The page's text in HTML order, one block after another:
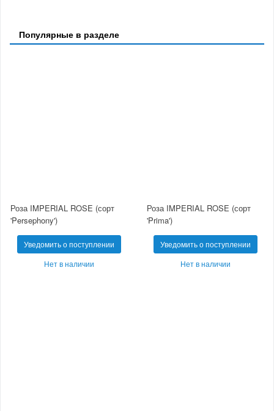
Популярные в разделе
Роза IMPERIAL ROSE (сорт
'Persephony')
Уведомить о поступлении
Нет в наличии
Роза IMPERIAL ROSE (сорт
'Prima')
Уведомить о поступлении
Нет в наличии